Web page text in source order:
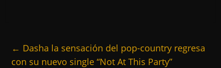
← Dasha la sensación del pop-country regresa
con su nuevo single “Not At This Party”